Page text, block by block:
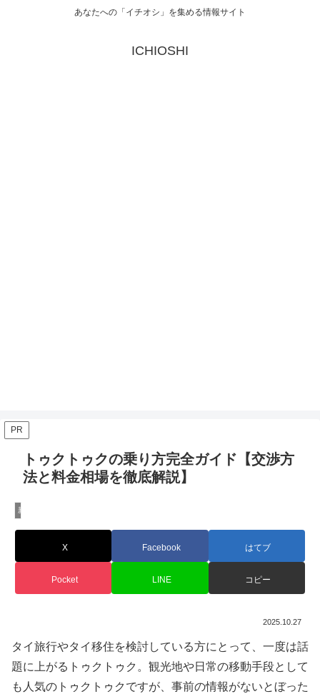
あなたへの「イチオシ」を集める情報サイト
ICHIOSHI
PR
トゥクトゥクの乗り方完全ガイド【交渉方
法と料金相場を徹底解説】
新着
X Facebook はてブ
Pocket LINE コピー
2025.10.27
タイ旅行やタイ移住を検討している方にとって、一度は話
題に上がるトゥクトゥク。観光地や日常の移動手段として
も人気のトゥクトゥクですが、事前の情報がないとぼった